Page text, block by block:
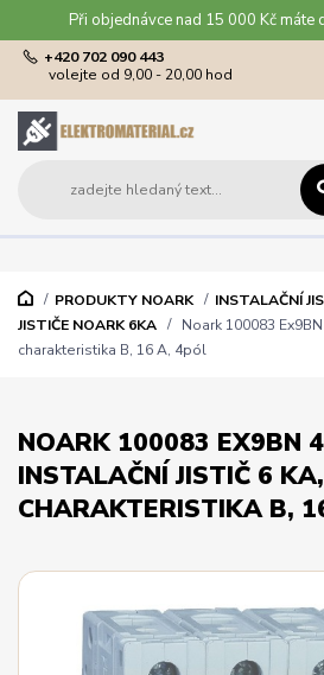
Při objednávce nad 15 000 Kč máte
+420 702 090 443
volejte od 9,00 - 20,00 hod
PRODUKTY NOARK INSTALAČNÍ
JISTIČE NOARK 6KA
Noark 100083
charakteristika B, 16 A, 4pól
NOARK 100083 EX9BN
INSTALAČNÍ JISTIČ 6 KA,
CHARAKTERISTIKA B,